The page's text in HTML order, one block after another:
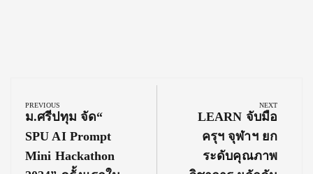
navigation
PREVIOUS
Previous
Post:
ม.ศรีปทุม จัด“
SPU AI Prompt
Mini Hackathon
NEXT
Next
Post:
LEARN จับมือ
ครุฯ จุฬาฯ ยก
ระดับคุณภาพ